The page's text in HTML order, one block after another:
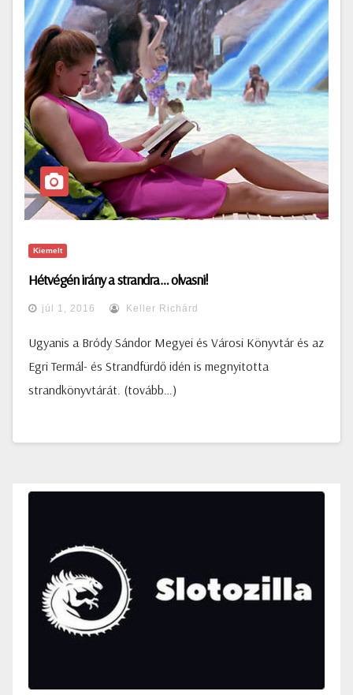
Kiemelt
Hétvégén irány a strandra… olvasni!
júl 1, 2016 Keller Richárd
Ugyanis a Bródy Sándor Megyei és Városi Könyvtár és az
Egri Termál- és Strandfürdő idén is megnyitotta
strandkönyvtárát. (tovább…)